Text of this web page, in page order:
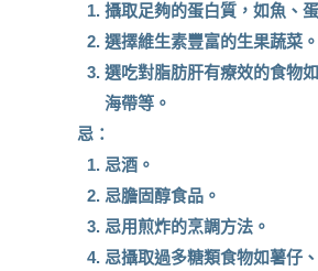
攝取足夠的蛋白質，如魚、
選擇維生素豐富的生果蔬菜。
選吃對脂肪肝有療效的食物
海帶等。
忌：
忌酒。
忌膽固醇食品。
忌用煎炸的烹調方法。
忌攝取過多糖類食物如薯仔